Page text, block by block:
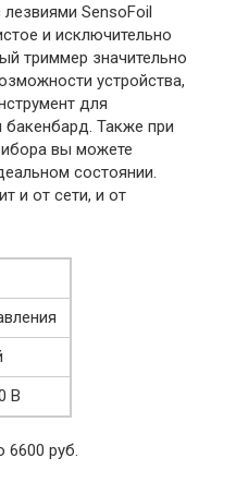
лезвиями SensoFoil
и исключительно
триммер значительно
устройства,
для
Также при
вы можете
состоянии.
и от сети, и от
В
6600 руб.